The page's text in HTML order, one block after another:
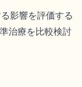
影響を評価する
治療を比較検討